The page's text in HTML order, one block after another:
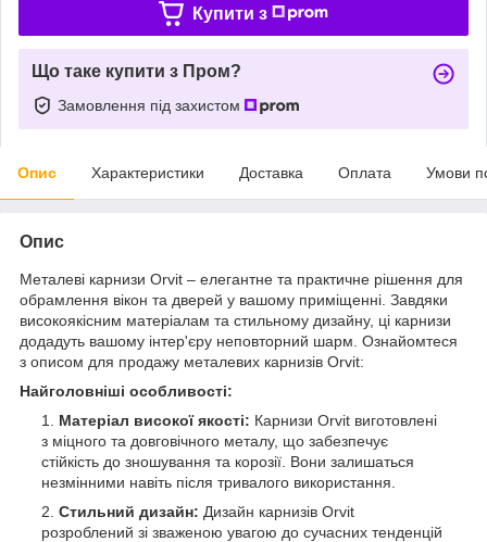
Купити з
Що таке купити з Пром?
Замовлення під захистом
Опис Характеристики Доставка Оплата Умови
Опис
Металеві карнизи Orvit – елегантне та практичне рішення для
обрамлення вікон та дверей у вашому приміщенні. Завдяки
високоякісним матеріалам та стильному дизайну, ці карнизи
додадуть вашому інтер'єру неповторний шарм. Ознайомтеся
з описом для продажу металевих карнизів Orvit:
Найголовніші особливості:
Матеріал високої якості: Карнизи Orvit виготовлені
з міцного та довговічного металу, що забезпечує
стійкість до зношування та корозії. Вони залишаться
незмінними навіть після тривалого використання.
Стильний дизайн: Дизайн карнизів Orvit
розроблений зі зваженою увагою до сучасних тенденцій